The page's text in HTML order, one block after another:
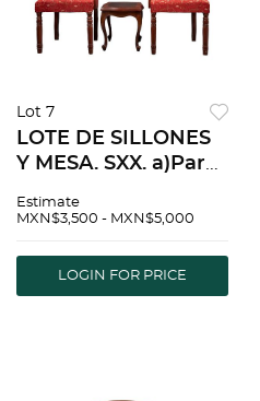
Lot 7
LOTE DE SILLONES
Y MESA. SXX. a)Par
Elaborados en
tapicerÃƒÂ­a de tela
roja b)Mesa en
Estimate
MXN$3,500 - MXN$5,000
LOGIN FOR PRICE